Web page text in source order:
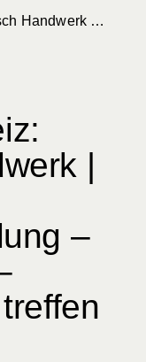
Werkbund Nordwestschweiz: Werktisch Handwerk | Handwerk – Produktentwicklung – Produktdesign – Bildende Kunst treffen aufeinander
|
–